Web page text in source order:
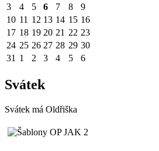
3
4 5 6 7 8
9
10 11 12 13 14 15 16
17 18 19 20 21 22 23
24 25 26 27 28 29 30
31 1 2 3 4 5 6
Svátek
Svátek má Oldřiška